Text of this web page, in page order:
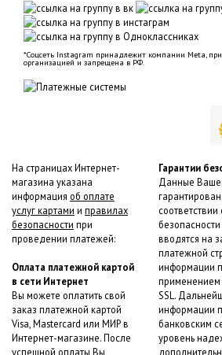
*Соцсеть Instagram принадлежит компании Meta,
организацией и запрещена в РФ.
На страницах Интернет-
магазина указана
информация об оплате
услуг картами и правилах
безопасности при
проведении платежей:
Оплата платежной картой
в сети Интернет
Вы можете оплатить свой
заказ платежной картой
Visa, Mastercard или МИР в
Интернет-магазине. После
успешной оплаты Вы
Гарантии
Данные
вводятся на
платежной
информации
применением
SSL.
информации
банковским
уровень